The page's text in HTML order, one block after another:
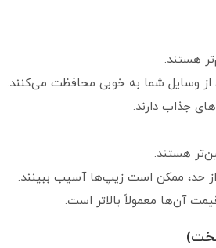
هستند.
از وسایل شما به خوبی محافظت می‌کنند.
جذاب دارند.
هستند.
حد، ممکن است زیپ‌ها آسیب ببینند.
آن‌ها معمولاً بالاتر است.